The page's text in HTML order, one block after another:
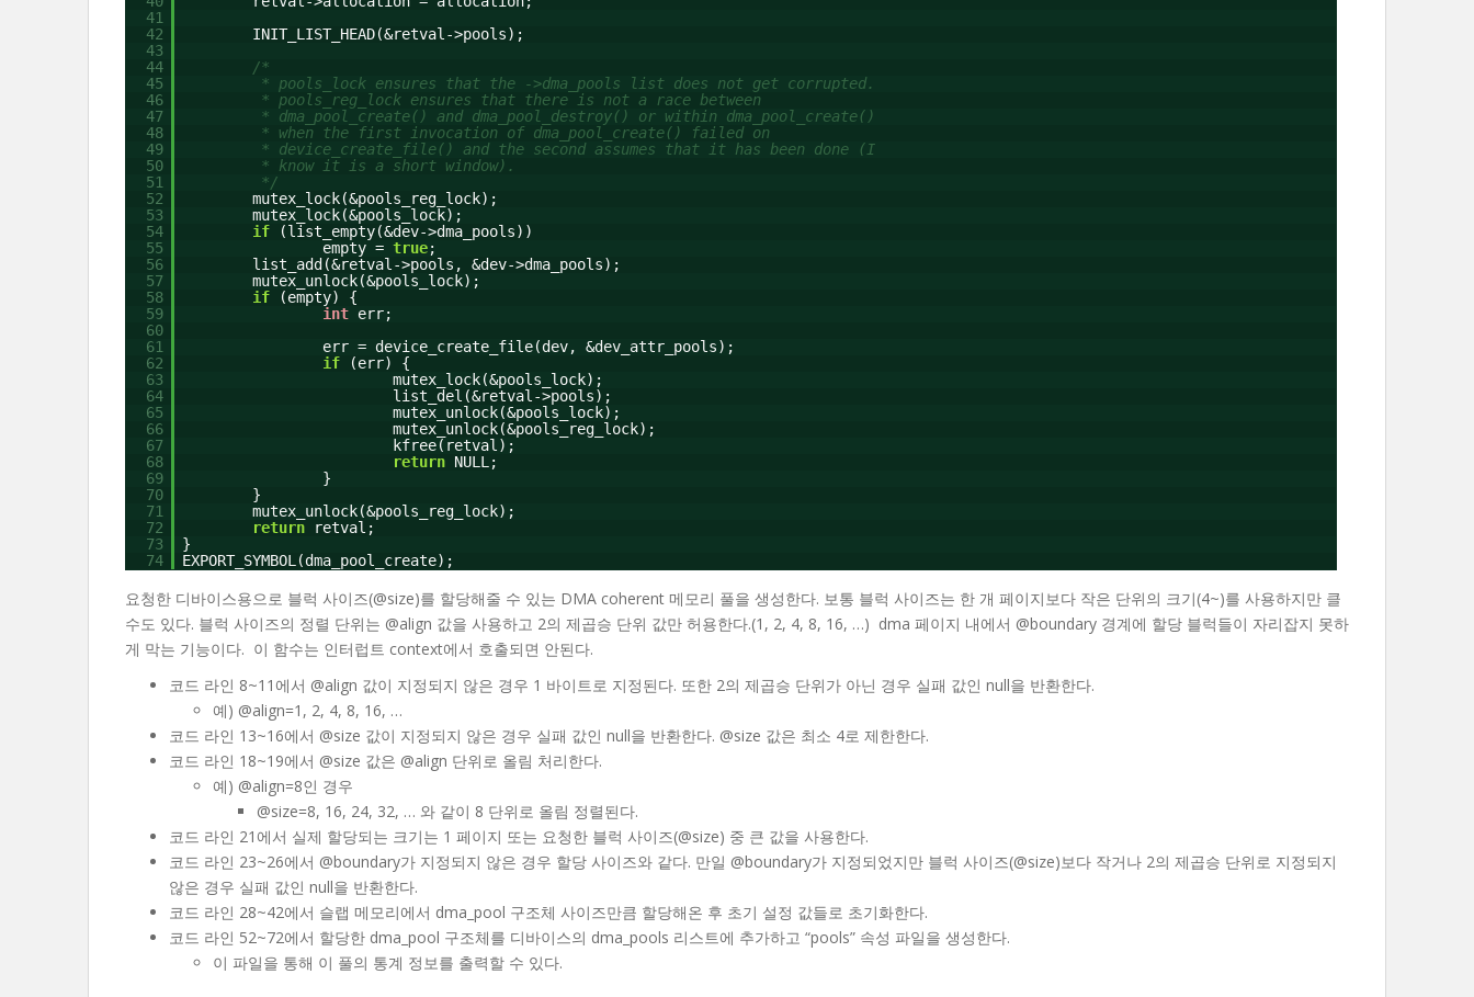
41
42
INIT_LIST_HEAD(&retval->pools);
43
44
/*
45
* pools_lock ensures that the ->dma_pools list does not get corrupted.
46
* pools_reg_lock ensures that there is not a race between
47
* dma_pool_create() and dma_pool_destroy() or within dma_pool_create()
48
* when the first invocation of dma_pool_create() failed on
49
* device_create_file() and the second assumes that it has been done (I
50
* know it is a short window).
51
*/
52
mutex_lock(&pools_reg_lock);
53
mutex_lock(&pools_lock);
54
if
(list_empty(&dev->dma_pools))
55
empty = true;
56
list_add(&retval->pools, &dev->dma_pools);
57
mutex_unlock(&pools_lock);
58
if
(empty) {
59
int err;
60
61
err = device_create_file(dev, &dev_attr_pools);
62
if
(err) {
63
mutex_lock(&pools_lock);
64
list_del(&retval->pools);
65
mutex_unlock(&pools_lock);
66
mutex_unlock(&pools_reg_lock);
67
kfree(retval);
68
return NULL;
69
}
70
}
71
mutex_unlock(&pools_reg_lock);
72
return
retval;
73
}
74
EXPORT_SYMBOL(dma_pool_create);
요청한 디바이스용으로 블럭 사이즈(@size)를 할당해줄 수 있는 DMA coherent 메모리 풀을 생성한다. 보통 블럭 사이즈는 한 개 페이지보다 작은 단위의 크기(4~)를 사용하지만 클
수도 있다. 블럭 사이즈의 정렬 단위는 @align 값을 사용하고 2의 제곱승 단위 값만 허용한다.(1, 2, 4, 8, 16, …) dma 페이지 내에서 @boundary 경계에 할당 블럭들이 자리잡지 못하
게 막는 기능이다. 이 함수는 인터럽트 context에서 호출되면 안된다.
코드 라인 8~11에서 @align 값이 지정되지 않은 경우 1 바이트로 지정된다. 또한 2의 제곱승 단위가 아닌 경우 실패 값인 null을 반환한다.
예) @align=1, 2, 4, 8, 16, …
코드 라인 13~16에서 @size 값이 지정되지 않은 경우 실패 값인 null을 반환한다. @size 값은 최소 4로 제한한다.
코드 라인 18~19에서 @size 값은 @align 단위로 올림 처리한다.
예) @align=8인 경우
@size=8, 16, 24, 32, … 와 같이 8 단위로 올림 정렬된다.
코드 라인 21에서 실제 할당되는 크기는 1 페이지 또는 요청한 블럭 사이즈(@size) 중 큰 값을 사용한다.
코드 라인 23~26에서 @boundary가 지정되지 않은 경우 할당 사이즈와 같다. 만일 @boundary가 지정되었지만 블럭 사이즈(@size)보다 작거나 2의 제곱승 단위로 지정되지
않은 경우 실패 값인 null을 반환한다.
코드 라인 28~42에서 슬랩 메모리에서 dma_pool 구조체 사이즈만큼 할당해온 후 초기 설정 값들로 초기화한다.
코드 라인 52~72에서 할당한 dma_pool 구조체를 디바이스의 dma_pools 리스트에 추가하고 “pools” 속성 파일을 생성한다.
이 파일을 통해 이 풀의 통계 정보를 출력할 수 있다.